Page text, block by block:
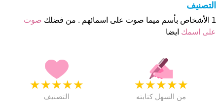
التصنيف
1 الأشخاص بأسم ميما صوت على اسمائهم . من فضلك
صوت
على اسمك ايضا
★
★
★
★
★
التصنيف
★
★
★
★
★
من السهل كتابته